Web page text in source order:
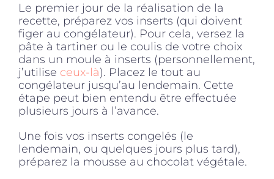
Le premier jour de la réalisation de la
recette, préparez vos inserts (qui doivent
figer au congélateur). Pour cela, versez la
pâte à tartiner ou le coulis de votre choix
dans un moule à inserts (personnellement,
j’utilise ceux-là). Placez le tout au
congélateur jusqu’au lendemain. Cette
étape peut bien entendu être effectuée
plusieurs jours à l’avance.
Une fois vos inserts congelés (le
lendemain, ou quelques jours plus tard),
préparez la mousse au chocolat végétale.